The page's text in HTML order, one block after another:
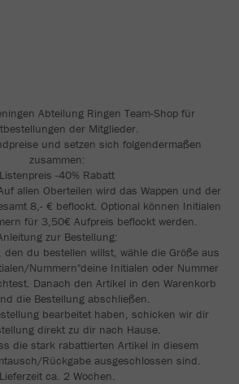
Abteilung Ringen Team-Shop für
der Mitglieder.
und setzen sich folgendermaßen
zusammen:
Listenpreis -40% Rabatt
allen Oberteilen wird das Wappen und der
8,- € beflockt. Optional können Initialen
für 3,50€ Aufpreis beflockt werden.
zur Bestellung:
du bestellen willst, wähle die Größe aus
Nummern"deine Initialen oder Nummer
Danach den Artikel in den Warenkorb
die Bestellung abschließen.
bearbeitet haben, schicken wir dir
direkt zu dir nach Hause.
die stark rabattierten Artikel in diesem
Rückgabe ausgeschlossen sind.
Lieferzeit ca. 2 Wochen.